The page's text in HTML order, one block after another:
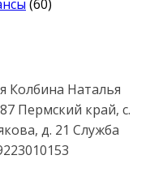
(60)
Колбина Наталья
Пермский край, с.
д. 21 Служба